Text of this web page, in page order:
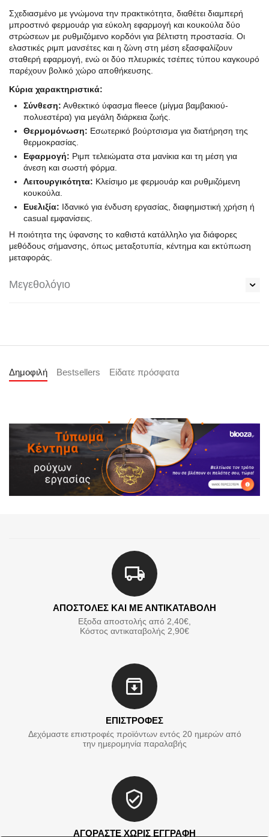
Σχεδιασμένο με γνώμονα την πρακτικότητα, διαθέτει διαμπερή
μπροστινό φερμουάρ για εύκολη εφαρμογή και κουκούλα δύο
στρώσεων με ρυθμιζόμενο κορδόνι για βέλτιστη προστασία. Οι
ελαστικές ριμπ μανσέτες και η ζώνη στη μέση εξασφαλίζουν
σταθερή εφαρμογή, ενώ οι δύο πλευρικές τσέπες τύπου καγκουρό
παρέχουν βολικό χώρο αποθήκευσης.
Κύρια χαρακτηριστικά:
Σύνθεση: Ανθεκτικό ύφασμα fleece (μίγμα βαμβακιού-
πολυεστέρα) για μεγάλη διάρκεια ζωής.
Θερμομόνωση: Εσωτερικό βούρτσισμα για διατήρηση της
θερμοκρασίας.
Εφαρμογή: Ριμπ τελειώματα στα μανίκια και τη μέση για
άνεση και σωστή φόρμα.
Λειτουργικότητα: Κλείσιμο με φερμουάρ και ρυθμιζόμενη
κουκούλα.
Ευελιξία: Ιδανικό για ένδυση εργασίας, διαφημιστική χρήση ή
casual εμφανίσεις.
Η ποιότητα της ύφανσης το καθιστά κατάλληλο για διάφορες
μεθόδους σήμανσης, όπως μεταξοτυπία, κέντημα και εκτύπωση
μεταφοράς.
Μεγεθολόγιο
Δημοφιλή Bestsellers Είδατε πρόσφατα
ΑΠΟΣΤΟΛΕΣ ΚΑΙ ΜΕ ΑΝΤΙΚΑΤΑΒΟΛΗ
Εξοδα αποστολής από 2,40€,
Κόστος αντικαταβολής 2,90€
ΕΠΙΣΤΡΟΦΕΣ
Δεχόμαστε επιστροφές προϊόντων εντός 20 ημερών από
την ημερομηνία παραλαβής
ΑΓΟΡΑΣΤΕ ΧΩΡΙΣ ΕΓΓΡΑΦΗ